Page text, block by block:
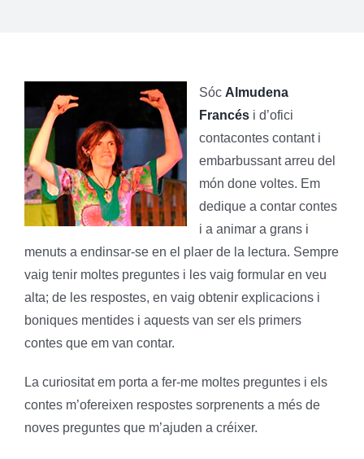
Sóc Almudena
Francés i d’ofici
contacontes contant i
embarbussant arreu del
món done voltes. Em
dedique a contar contes
i a animar a grans i
menuts a endinsar-se en el plaer de la lectura. Sempre
vaig tenir moltes preguntes i les vaig formular en veu
alta; de les respostes, en vaig obtenir explicacions i
boniques mentides i aquests van ser els primers
contes que em van contar.
La curiositat em porta a fer-me moltes preguntes i els
contes m’ofereixen respostes sorprenents a més de
noves preguntes que m’ajuden a créixer.